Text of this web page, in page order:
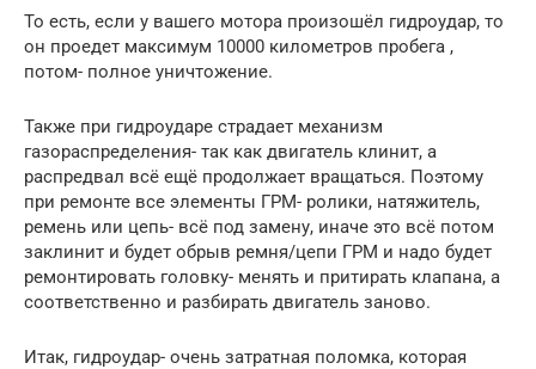
То есть, если у вашего мотора произошёл гидроудар, то
он проедет максимум 10000 километров пробега ,
потом- полное уничтожение.
Также при гидроударе страдает механизм
газораспределения- так как двигатель клинит, а
распредвал всё ещё продолжает вращаться. Поэтому
при ремонте все элементы ГРМ- ролики, натяжитель,
ремень или цепь- всё под замену, иначе это всё потом
заклинит и будет обрыв ремня/цепи ГРМ и надо будет
ремонтировать головку- менять и притирать клапана, а
соответственно и разбирать двигатель заново.
Итак, гидроудар- очень затратная поломка, которая